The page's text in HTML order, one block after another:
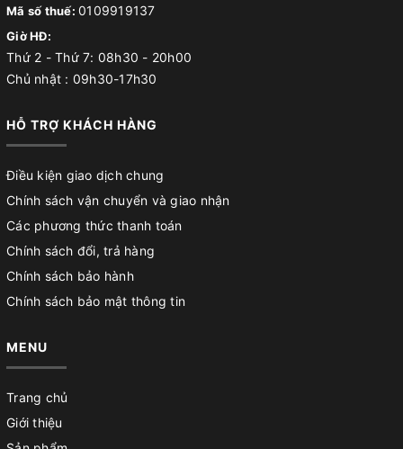
Mã số thuế: 0109919137
Giờ HĐ:
Thứ 2 - Thứ 7: 08h30 - 20h00
Chủ nhật : 09h30-17h30
HỖ TRỢ KHÁCH HÀNG
Điều kiện giao dịch chung
Chính sách vận chuyển và giao nhận
Các phương thức thanh toán
Chính sách đổi, trả hàng
Chính sách bảo hành
Chính sách bảo mật thông tin
MENU
Trang chủ
Giới thiệu